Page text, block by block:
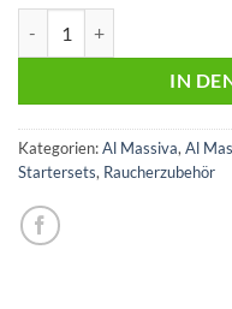
IN
Kategorien:Al Massiva,Al
Startersets, Raucherzubehör